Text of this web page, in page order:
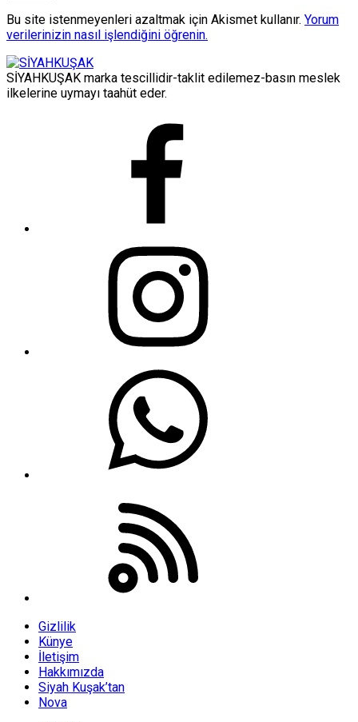
Bu site istenmeyenleri azaltmak için Akismet kullanır. Yorum
verilerinizin nasıl işlendiğini öğrenin.
SİYAHKUŞAK marka tescillidir-taklit edilemez-basın meslek
ilkelerine uymayı taahüt eder.
Gizlilik
Künye
İletişim
Hakkımızda
Siyah Kuşak’tan
Nova